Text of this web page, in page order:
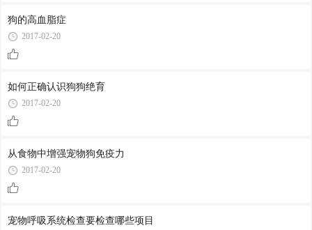
狗的高血脂症
2017-02-20
如何正确认识狗狗绝育
2017-02-20
从食物中增强宠物狗免疫力
2017-02-20
宠物呼吸系统检查要检查哪些项目